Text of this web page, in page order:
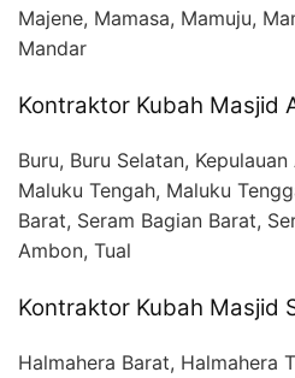
Majene, Mamasa, Mamuju,
Mandar
Kontraktor Kubah Masjid
Buru, Buru Selatan,
Maluku Tengah, Maluku
Barat, Seram Bagian Barat,
Ambon, Tual
Kontraktor Kubah Masjid
Halmahera Barat, Halmahera